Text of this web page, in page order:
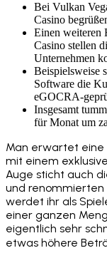
Bei Vulkan
Casino
Einen weiteren
Casino stellen
Unternehmen
Beispielsweise
Software die
eGOCRA-
Insgesamt
für Monat um
Man erwartet eine
mit einem
Auge sticht auch
und renommierten
werdet ihr als
einer ganzen
eigentlich sehr
etwas höhere